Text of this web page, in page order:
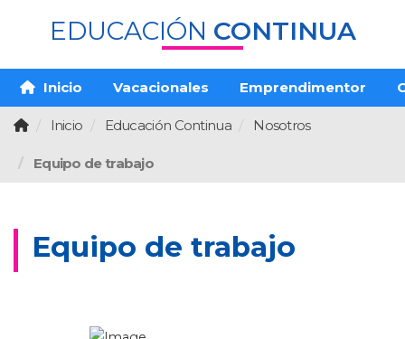
EDUCACIÓN CONTINUA
Inicio Vacacionales Emprendimentor
Inicio Educación Continua Nosotros
Equipo de trabajo
Equipo de trabajo